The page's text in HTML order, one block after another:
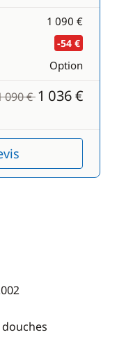
1 090 €
-54 €
Option
090 €1 036 €
douches